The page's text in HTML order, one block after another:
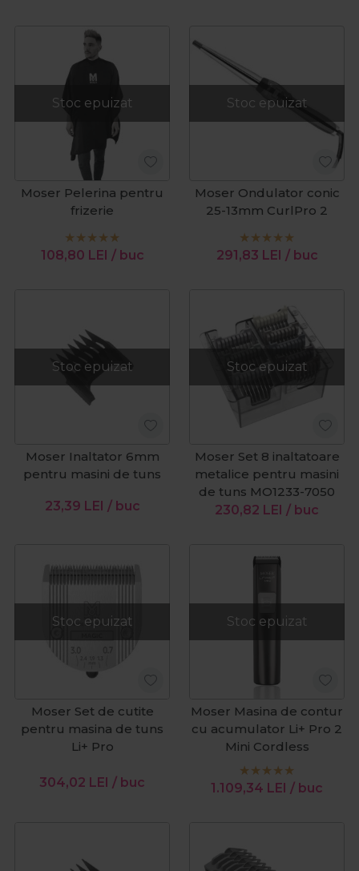
Stoc epuizat
Moser Pelerina pentru
frizerie
108,80 LEI / buc
Stoc epuizat
Moser Ondulator conic
25-13mm CurlPro 2
291,83 LEI / buc
Stoc epuizat
Moser Inaltator 6mm
pentru masini de tuns
23,39 LEI / buc
Stoc epuizat
Moser Set 8 inaltatoare
metalice pentru masini
de tuns MO1233-7050
230,82 LEI / buc
Stoc epuizat
Moser Set de cutite
pentru masina de tuns
Li+ Pro
304,02 LEI / buc
Stoc epuizat
Moser Masina de contur
cu acumulator Li+ Pro 2
Mini Cordless
1.109,34 LEI / buc